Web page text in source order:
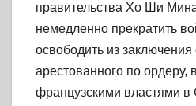
правительства Хо Ши
немедленно прекратить
освободить из заключения
арестованного по ордеру,
французскими властями в